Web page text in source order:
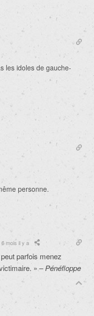
les idoles de gauche-
personne.
6 mois il y a
parfois menez
» –Pénéfloppe